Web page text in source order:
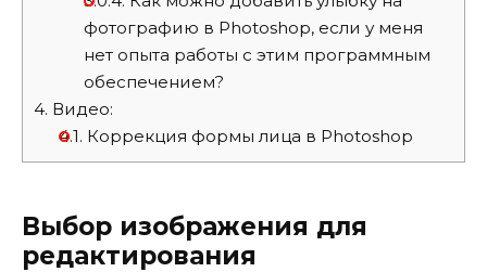
фотографию в Photoshop, если у меня
нет опыта работы с этим программным
обеспечением?
4. Видео:
4.1. Коррекция формы лица в Photoshop
Выбор изображения для
редактирования